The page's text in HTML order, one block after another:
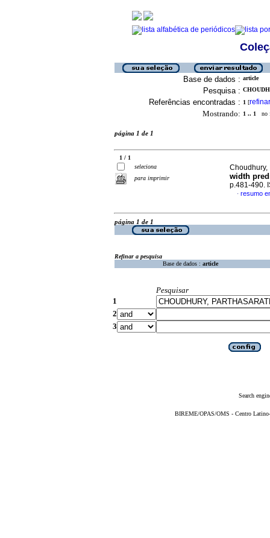
Base de dados : article
Pesquisa :
Referências encontradas : 1 [refinar
Mostrando: 1 .. 1 no
página 1 de 1
1 / 1
seleciona
para imprimir
width
p.481-490.
· resumo
página 1 de 1
Refinar a pesquisa
Base de dados : article
Pesquisar
1
2
3
Search
BIREME/OPAS/OMS - Centro Latino-